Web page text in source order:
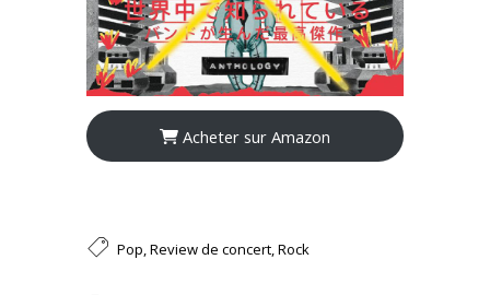
Acheter sur Amazon
Pop,Review de concert,Rock